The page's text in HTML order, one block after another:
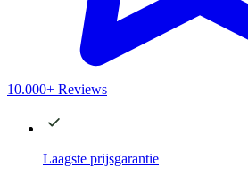
10.000+ Reviews
Laagste prijsgarantie